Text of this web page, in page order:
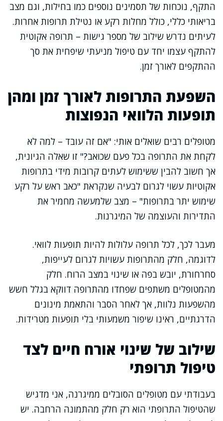
התקף, נוכחות של תסמינים נוספים כמו בחילות, וגם מצב
בריאותי כללי, כולל מחלות רקע או נטילת תרופות אחרות.
לעיתים נדרש שילוב של מספר גישות – תרופה אקוטית
להתקף עצמו יחד עם טיפול מניעתי שיפחית את סך
ההתקפים לאורך זמן.
השפעת התרופות לאורך זמן ומהן
תופעות הלוואי הנפוצות
מטופלים רבים שואלים אותי: "אם זה עובד – למה לא
לקחת את התרופה בכל פעם שכואב?" זו שאלה הגיונית,
אך חשוב להבין ששימוש לעתים קרובות מידי בתרופות
אקוטיות עשוי לגרום לבעיה שנקראת "כאב ראש על רקע
שימוש יתר בתרופות" – מצב שלמעשה מחמיר את
התדירות והעוצמה של המיגרנות.
מעבר לכך, לכל תרופה עלולות להיות תופעות לוואי.
לדוגמה, חלק מהתרופות עשויות לגרום לעייפות,
סחרחורת, יובש בפה או שינוי במצב הרוח. חלק
מהמטופלים משתפים שפחדו מהתרופה דווקא בגלל חשש
מהשפעות נלוות, אך לאחר הסבר והתאמת מינונים
הדרגתיים, ראינו שיפור משמעותי בלי תופעות מטרידות.
שילוב של שינוי אורח חיים לצד
טיפול תרופתי
בעבודתי עם מטופלים הסובלים ממיגרנה, אני מדגיש
שהטיפול התרופתי הוא רק חלק מהתמונה הרחבה. יש